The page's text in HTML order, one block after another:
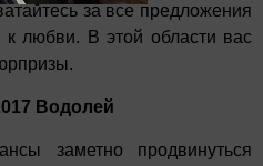
за все предложения
к любви. В этой области вас
Водолей
заметно продвинуться